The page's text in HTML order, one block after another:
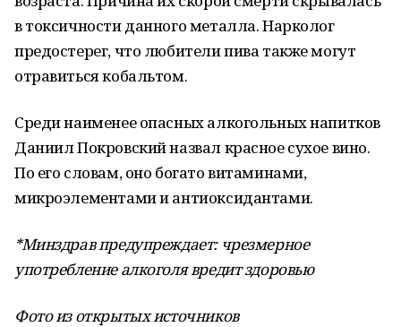
в токсичности данного металла. Нарколог
предостерег, что любители пива также могут
отравиться кобальтом.
Среди наименее опасных алкогольных напитков
Даниил Покровский назвал красное сухое вино.
По его словам, оно богато витаминами,
микроэлементами и антиоксидантами.
*Минздрав предупреждает: чрезмерное
употребление алкоголя вредит здоровью
Фото из открытых источников